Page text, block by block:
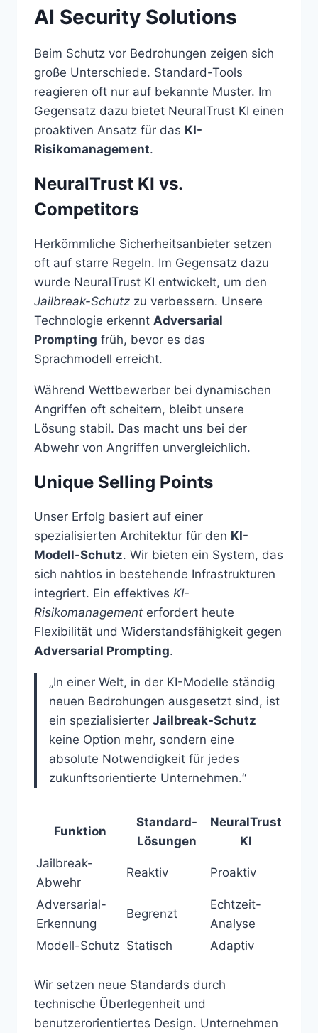
AI Security Solutions
Beim Schutz vor Bedrohungen zeigen sich
große Unterschiede. Standard-Tools
reagieren oft nur auf bekannte Muster. Im
Gegensatz dazu bietet NeuralTrust KI einen
proaktiven Ansatz für das KI-
Risikomanagement.
NeuralTrust KI vs.
Competitors
Herkömmliche Sicherheitsanbieter setzen
oft auf starre Regeln. Im Gegensatz dazu
wurde NeuralTrust KI entwickelt, um den
Jailbreak-Schutz zu verbessern. Unsere
Technologie erkennt Adversarial
Prompting früh, bevor es das
Sprachmodell erreicht.
Während Wettbewerber bei dynamischen
Angriffen oft scheitern, bleibt unsere
Lösung stabil. Das macht uns bei der
Abwehr von Angriffen unvergleichlich.
Unique Selling Points
Unser Erfolg basiert auf einer
spezialisierten Architektur für den KI-
Modell-Schutz. Wir bieten ein System, das
sich nahtlos in bestehende Infrastrukturen
integriert. Ein effektives KI-
Risikomanagement erfordert heute
Flexibilität und Widerstandsfähigkeit gegen
Adversarial Prompting.
„In einer Welt, in der KI-Modelle ständig
neuen Bedrohungen ausgesetzt sind, ist
ein spezialisierter Jailbreak-Schutz
keine Option mehr, sondern eine
absolute Notwendigkeit für jedes
zukunftsorientierte Unternehmen.“
Funktion
Standard-
Lösungen
NeuralTrust
KI
Jailbreak-
Abwehr
Reaktiv Proaktiv
Adversarial-
Erkennung
Begrenzt
Echtzeit-
Analyse
Modell-Schutz Statisch Adaptiv
Wir setzen neue Standards durch
technische Überlegenheit und
benutzerorientiertes Design. Unternehmen